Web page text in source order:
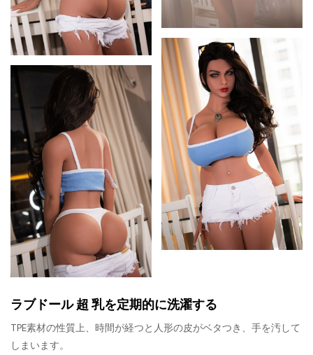
ラブドール 超 乳を定期的に洗濯する
TPE素材の性質上、時間が経つと人形の皮がベタつき、手を汚して
しまいます。